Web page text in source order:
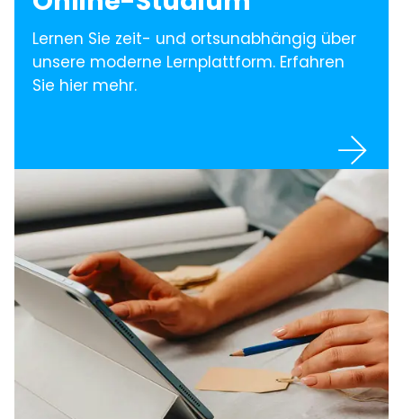
Lernen Sie zeit- und ortsunabhängig über
unsere moderne Lernplattform. Erfahren
Sie hier mehr.